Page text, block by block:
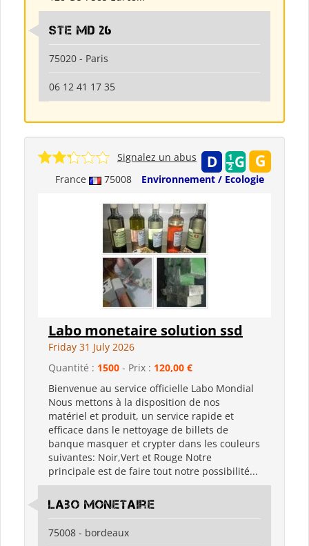
Ste md 26
75020 - Paris
06 12 41 17 35
France 75008 Environnement / Ecologie
Signalez un abus
Labo monetaire solution ssd
Friday 31 July 2026
Quantité : 1500 - Prix : 120,00 €
Bienvenue au service officielle Labo Mondial
Nous mettons à la disposition de nos
matériel et produit, un service rapide et
efficace dans le nettoyage de billets de
banque masquer et crypter dans les couleurs
suivantes: Noir,Vert et Rouge Notre
principale est de faire tout notre possibilité...
labo monetaire
75008 - bordeaux